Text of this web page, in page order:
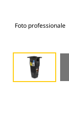
Foto professionale